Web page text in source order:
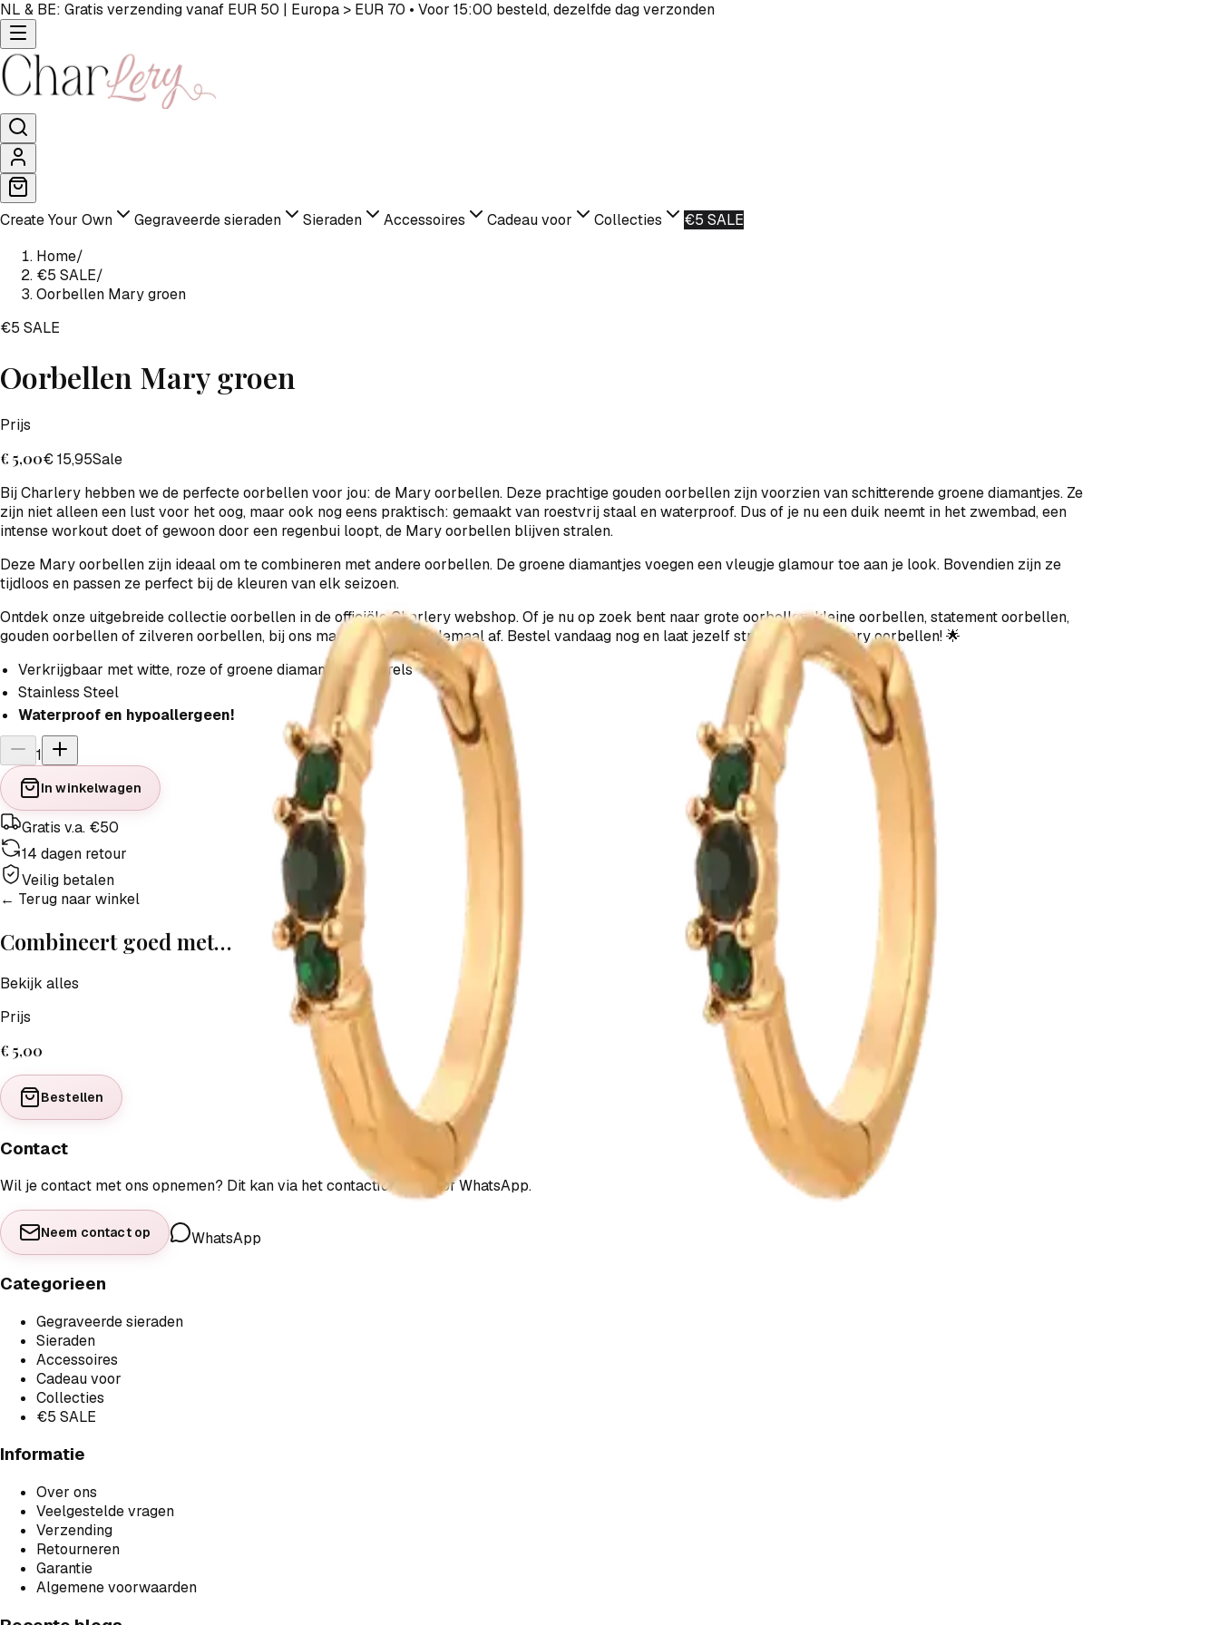
NL & BE: Gratis verzending vanaf EUR 50 | Europa > EUR 70 • Voor 15:00 besteld, dezelfde dag verzonden
Create Your Own Gegraveerde sieraden Sieraden Accessoires Cadeau voor Collecties
€5 SALE
Home/
€5 SALE/
Oorbellen Mary groen
€5 SALE
Oorbellen Mary groen
Prijs
€ 5,00€ 15,95Sale
Bij Charlery hebben we de perfecte oorbellen voor jou: de Mary oorbellen. Deze prachtige gouden oorbellen zijn voorzien van schitterende groene diamantjes. Ze
zijn niet alleen een lust voor het oog, maar ook nog eens praktisch: gemaakt van roestvrij staal en waterproof. Dus of je nu een duik neemt in het zwembad, een
intense workout doet of gewoon door een regenbui loopt, de Mary oorbellen blijven stralen.
Deze Mary oorbellen zijn ideaal om te combineren met andere oorbellen. De groene diamantjes voegen een vleugje glamour toe aan je look. Bovendien zijn ze
tijdloos en passen ze perfect bij de kleuren van elk seizoen.
Ontdek onze uitgebreide collectie oorbellen in de officiële Charlery webshop. Of je nu op zoek bent naar grote oorbellen, kleine oorbellen, statement oorbellen,
gouden oorbellen of zilveren oorbellen, bij ons maak je je look helemaal af. Bestel vandaag nog en laat jezelf stralen met de Mary oorbellen! 🌟
Verkrijgbaar met witte, roze of groene diamantjes of parels
Stainless Steel
Waterproof en hypoallergeen!
1
In winkelwagen
Gratis v.a. €50
14 dagen retour
Veilig betalen
← Terug naar winkel
Combineert goed met…
Bekijk alles
Prijs
€ 5,00
Bestellen
Contact
Wil je contact met ons opnemen? Dit kan via het contactformulier of WhatsApp.
Neem contact op WhatsApp
Categorieen
Gegraveerde sieraden
Sieraden
Accessoires
Cadeau voor
Collecties
€5 SALE
Informatie
Over ons
Veelgestelde vragen
Verzending
Retourneren
Garantie
Algemene voorwaarden